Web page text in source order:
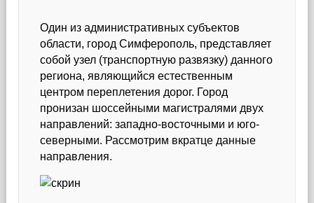
Один из административных субъектов
области, город Симферополь, представляет
собой узел (транспортную развязку) данного
региона, являющийся естественным
центром переплетения дорог. Город
пронизан шоссейными магистралями двух
направлений: западно-восточными и юго-
северными. Рассмотрим вкратце данные
направления.